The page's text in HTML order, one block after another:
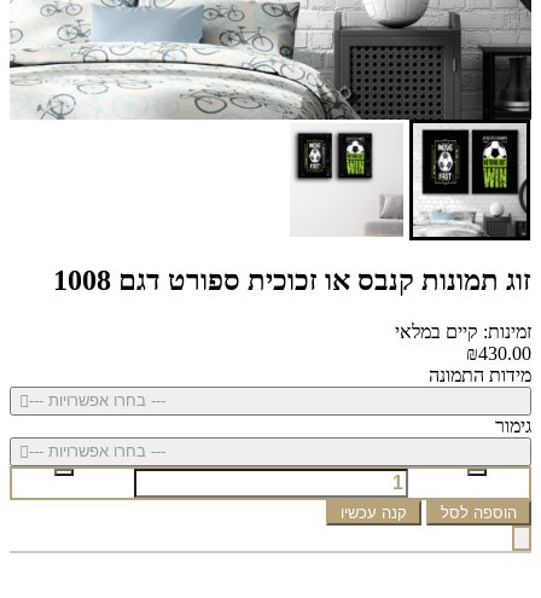
זוג תמונות קנבס או זכוכית ספורט דגם 1008
זמינות: קיים במלאי
₪430.00
מידות התמונה
--- בחרו אפשרויות ---
גימור
--- בחרו אפשרויות ---
הוספה לסל קנה עכשיו